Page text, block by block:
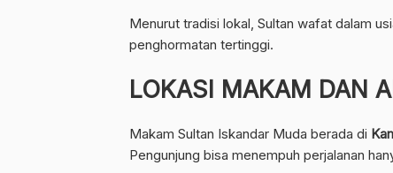
Menurut tradisi lokal, Sultan wafat dalam
penghormatan tertinggi.
LOKASI MAKAM DAN
Makam Sultan Iskandar Muda berada di
Pengunjung bisa menempuh perjalanan